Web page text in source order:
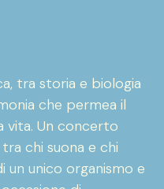
tra storia e biologia
che permea il
vita. Un concerto
chi suona e chi
un unico organismo e